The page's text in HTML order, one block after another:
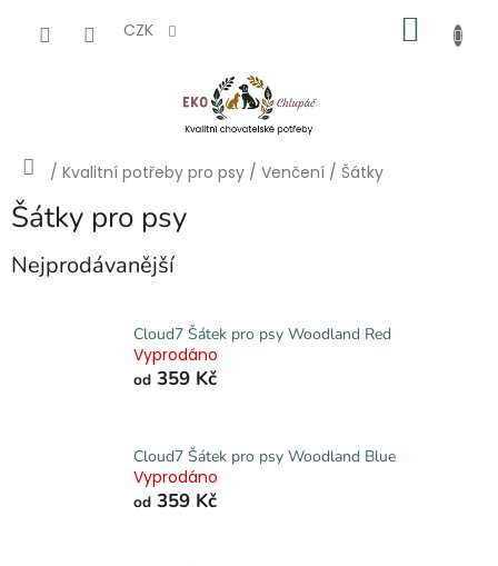
CZK
Domů
/ Kvalitní potřeby pro psy / Venčení / Šátky
Šátky pro psy
Nejprodávanější
Cloud7 Šátek pro psy Woodland Red
Vyprodáno
od 359 Kč
Cloud7 Šátek pro psy Woodland Blue
Vyprodáno
od 359 Kč